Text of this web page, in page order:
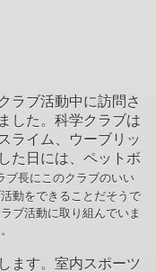
ラブ活動中に訪問さ
した。科学クラブは
ライム、ウーブリッ
た日には、ペットボ
ブ長にこのクラブのいい
動をできることだそうで
ブ活動に取り組んでいま
ます。室内スポーツ